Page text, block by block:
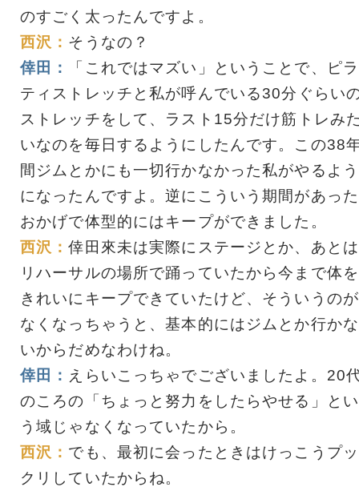
のすごく太ったんですよ。
西沢： そうなの？
倖田：
「これではマズい」ということで、ピラ
ティストレッチと私が呼んでいる30分ぐらい
ストレッチをして、ラスト15分だけ筋トレみ
いなのを毎日するようにしたんです。この38
間ジムとかにも一切行かなかった私がやるよう
になったんですよ。逆にこういう期間があった
おかげで体型的にはキープができました。
西沢：倖田來未は実際にステージとか、あとは
リハーサルの場所で踊っていたから今まで体を
きれいにキープできていたけど、そういうのが
なくなっちゃうと、基本的にはジムとか行かな
いからだめなわけね。
倖田： えらいこっちゃでございましたよ。20
のころの「ちょっと努力をしたらやせる」とい
う域じゃなくなっていたから。
西沢： でも、最初に会ったときはけっこうプッ
クリしていたからね。